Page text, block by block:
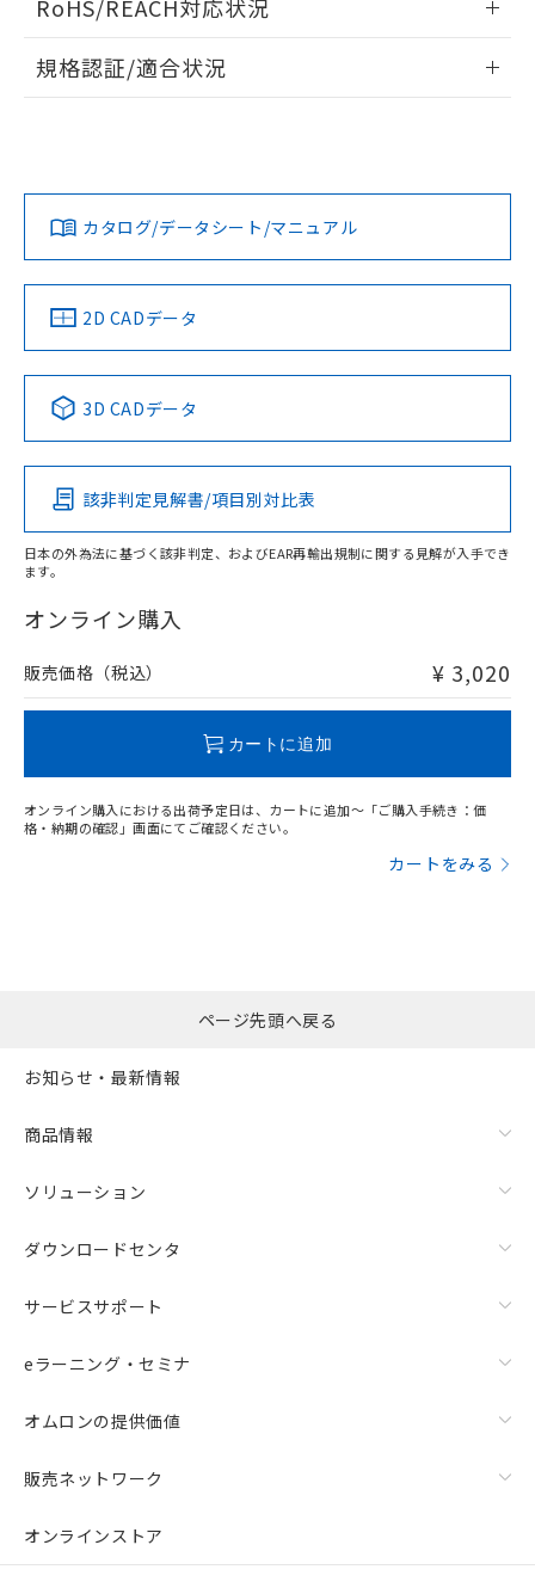
ドすることができます。
ログイン/会員登録
ダウンロードデータをご利用いただく前に、以下を必ずお読
みください。
ソフトウェアの使用条件
RoHS/REACH対応状況
EU RoHS 注意事項・凡例
対応済み
中国 RoHS 注意事項・凡例
Pb Hg Cd Cr(VI)
O
在庫等で未対応品が混在する可能性があります。
問い合わせください。
規格認証/適合状況
カタログ/データシート/マニュアル
2D CADデータ
3D CADデータ
該非判定見解書/項目別対比表
日本の外為法に基づく該非判定、およびEAR再輸出規制に関する見解が入手でき
ます。
オンライン購入
販売価格（税込） ¥ 3,020
カートに追加
オンライン購入における出荷予定日は、カートに追加～「ご購入手続き：価
格・納期の確認」画面にてご確認ください。
カートをみる
ページ先頭へ戻る
お知らせ・最新情報
商品情報
ソリューション
ダウンロードセンタ
サービスサポート
eラーニング・セミナ
オムロンの提供価値
販売ネットワーク
オンラインストア